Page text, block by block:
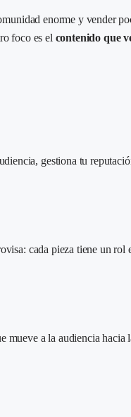
enorme y vender
foco es el contenido que
gestiona tu
cada pieza tiene un rol
a la audiencia hacia